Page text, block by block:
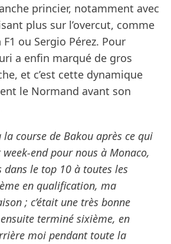
princier, notamment avec
plus sur l’overcut, comme
ou Sergio Pérez. Pour
a enfin marqué de gros
et c’est cette dynamique
le Normand avant son
course de Bakou après ce qui
end pour nous à Monaco,
dans le top 10 à toutes les
en qualification, ma
; c’était une très bonne
terminé sixième, en
moi pendant toute la